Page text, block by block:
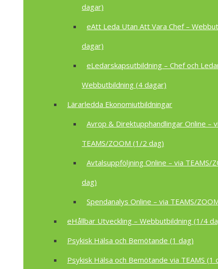
dagar)
eAtt Leda Utan Att Vara Chef –
dagar)
eLedarskapsutbildning – Chef och
Webbutbildning (4 dagar)
Lärarledda Ekonomiutbildningar
Avrop & Direktupphandlingar Online –
TEAMS/ZOOM (1/2 dag)
Avtalsuppföljning Online – via TEAMS/
dag)
Spendanalys Online – via TEAMS/
eHållbar Utveckling – Webbutbildning (1/4
Psykisk Hälsa och Bemötande (1 dag)
Psykisk Hälsa och Bemötande via TEAMS (1